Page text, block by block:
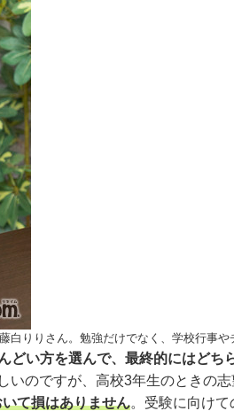
白りりさん。勉強だけでなく、学校行事
い方を選んで、最終的にはどち
のですが、高校3年生のときの
て損はありません。受験に向け